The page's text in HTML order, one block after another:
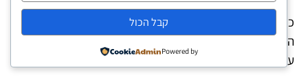
כשהקשבתי בפעם הראשונה למה שאיתן קורא לו “האדם
השלם”, אמרתי לעצמי – טוב, עזבי, תתמקדי בתכל’ס:
עסק, קריירה, הכנסה. שיפסיקו לבלבל לי בשכל.
קבל הכול
Powered by